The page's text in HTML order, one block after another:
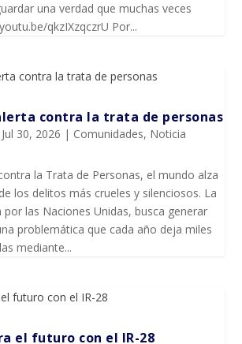
una verdad que muchas veces
qkzIXzqczrU Por...
contra la trata de personas
Jul 30, 2026 | Comunidades, Noticia
la Trata de Personas, el mundo alza
los delitos más crueles y silenciosos. La
las Naciones Unidas, busca generar
problemática que cada año deja miles
mediante...
el futuro con el IR-28